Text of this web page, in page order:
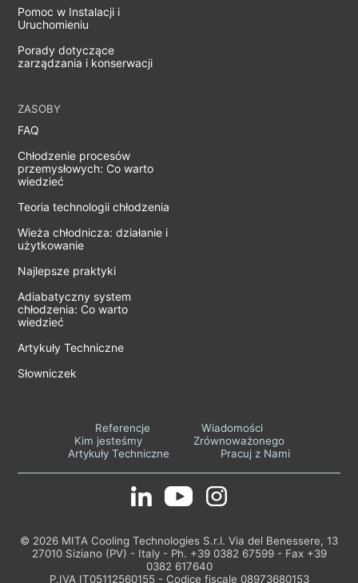
Pomoc w Instalacji i
Uruchomieniu
Porady dotyczące
zarządzania i konserwacji
ZASOBY
FAQ
Chłodzenie procesów
przemysłowych: Co warto
wiedzieć
Teoria technologii chłodzenia
Wieża chłodnicza: działanie i
użytkowanie
Najlepsze praktyki
Adiabatyczny system
chłodzenia: Co warto
wiedzieć
Artykuły Techniczne
Słowniczek
Referencje
Wiadomości
Kim jesteśmy
Zrównoważonego
Artykuły Techniczne
Pracuj z Nami
© 2026 MITA Cooling Technologies S.r.l. Via del Benessere, 13
27010 Siziano (PV) - Italy - Ph. +39 0382 67599 - Fax +39
0382 617640
P.IVA IT05112560155 - Codice fiscale 08973680153